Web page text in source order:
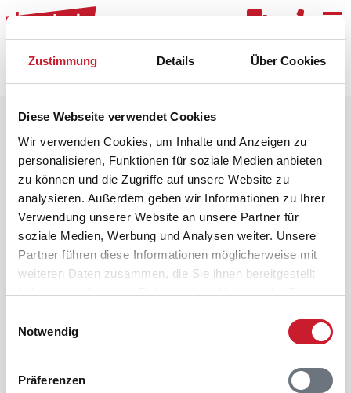
Zustimmung Details Über Cookies
Diese Webseite verwendet Cookies
Wir verwenden Cookies, um Inhalte und Anzeigen zu
personalisieren, Funktionen für soziale Medien anbieten
zu können und die Zugriffe auf unsere Website zu
analysieren. Außerdem geben wir Informationen zu Ihrer
Verwendung unserer Website an unsere Partner für
soziale Medien, Werbung und Analysen weiter. Unsere
Partner führen diese Informationen möglicherweise mit
weiteren Daten zusammen, die Sie ihnen bereitgestellt
haben oder die sie im Rahmen Ihrer Nutzung der Dienste
Notwendig
Präferenzen
Filter Raster